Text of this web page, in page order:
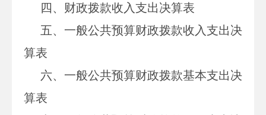
四、财政拨款收入支出决算表
五、一般公共预算财政拨款收入支出决
算表
六、一般公共预算财政拨款基本支出决
算表